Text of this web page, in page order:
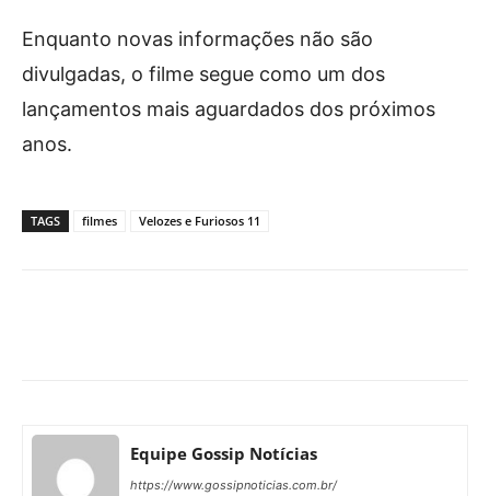
Enquanto novas informações não são
divulgadas, o filme segue como um dos
lançamentos mais aguardados dos próximos
anos.
TAGS filmes Velozes e Furiosos 11
Equipe Gossip Notícias
https://www.gossipnoticias.com.br/